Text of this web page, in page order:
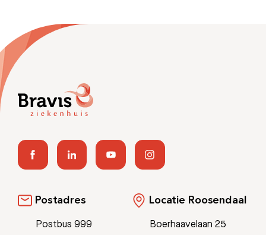
Postadres
Postbus 999
Locatie Roosendaal
Boerhaavelaan 25